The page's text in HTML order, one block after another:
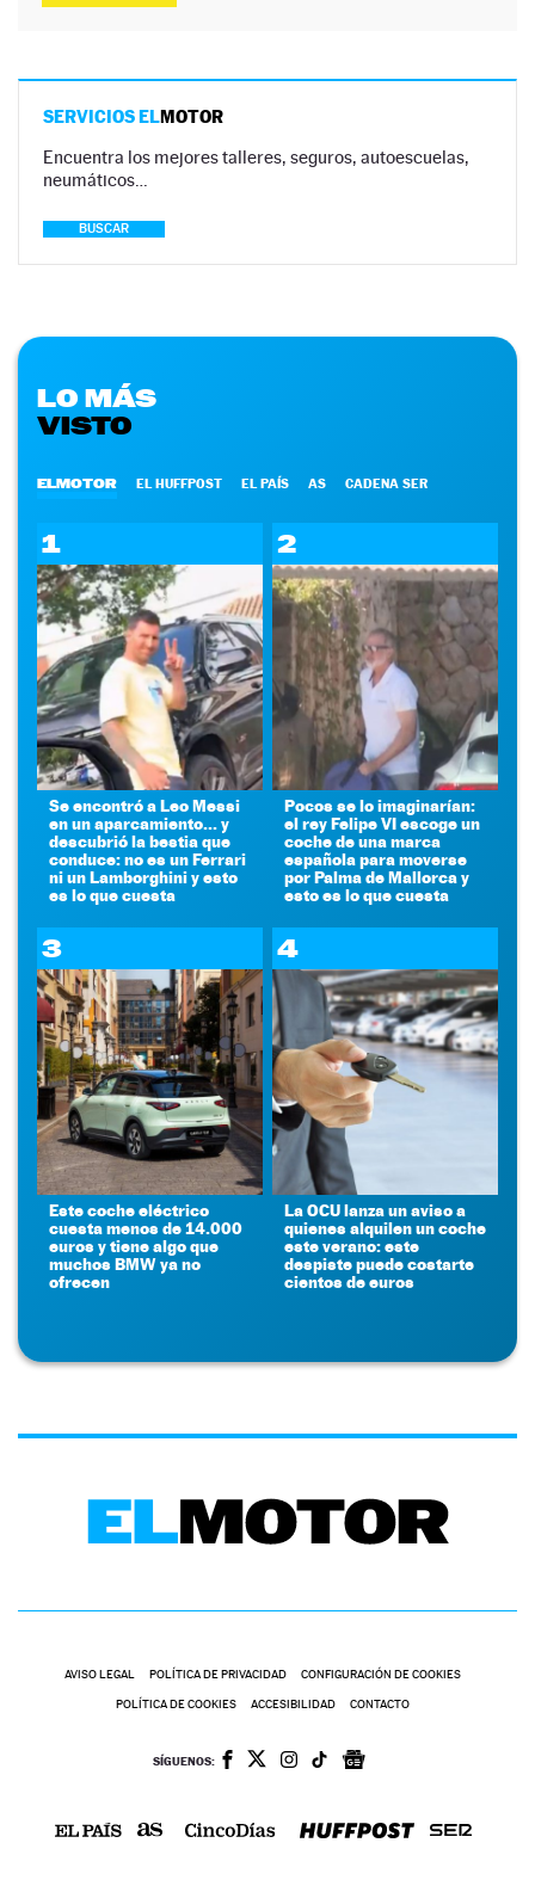
SERVICIOS ELMOTOR
Encuentra los mejores talleres, seguros, autoescuelas,
neumáticos…
BUSCAR
LO MÁS
VISTO
ELMOTOR EL HUFFPOST EL PAÍS AS CADENA SER
1
Se encontró a Leo Messi
en un aparcamiento... y
descubrió la bestia que
conduce: no es un Ferrari
ni un Lamborghini y esto
es lo que cuesta
2
Pocos se lo imaginarían:
el rey Felipe VI escoge un
coche de una marca
española para moverse
por Palma de Mallorca y
esto es lo que cuesta
3
Este coche eléctrico
cuesta menos de 14.000
euros y tiene algo que
muchos BMW ya no
ofrecen
4
La OCU lanza un aviso a
quienes alquilen un coche
este verano: este
despiste puede costarte
cientos de euros
AVISO LEGAL POLÍTICA DE PRIVACIDAD CONFIGURACIÓN DE COOKIES
POLÍTICA DE COOKIES ACCESIBILIDAD CONTACTO
SÍGUENOS: